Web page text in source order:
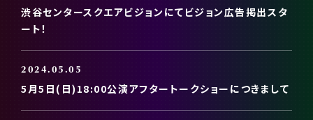
渋谷センタースクエアビジョンにてビジョン広告掲出スタ
ート！
2024.05.05
5月5日(日)18:00公演アフタートークショーにつきまして